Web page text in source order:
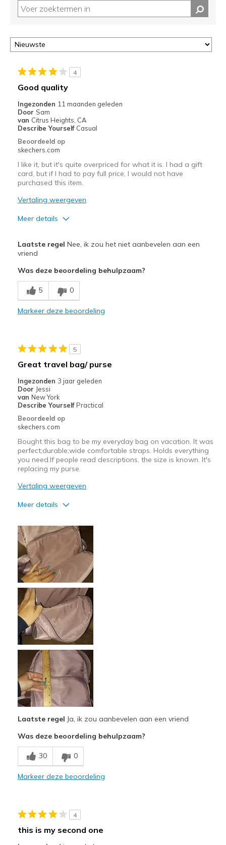
4
Good quality
Ingezonden 11 maanden geleden
Door Sam
van Citrus Heights, CA
Describe Yourself Casual
Beoordeeld op
skechers.com
I like it, but it's quite overpriced for what it is. I had a gift
card, but if I had to pay full price, I would not have
purchased this item.
Vertaling weergeven
Meer details
Attractive Design
Durable
Stylish
Beste toepassingen
Width
Sizing
Feels true to size
Laatste regel Nee, ik zou het niet aanbevelen aan een
vriend
Was deze beoordeling behulpzaam?
5 0
Markeer deze beoordeling
5
Great travel bag/ purse
Ingezonden 3 jaar geleden
Door Jessi
van New York
Describe Yourself Practical
Beoordeeld op
skechers.com
Bought this bag to be my everyday bag on vacation. It was
perfect;durable;wide comfortable straps. Holds everything
you need.If people read descriptions, the size is known. It's
replacing my purse.
Vertaling weergeven
Meer details
Attractive Design
Comfortable
Durable
Stylish
Beste toepassingen
Casual Wear
Going Out
Travel
Width
Feels true to width
Sizing
Feels true to size
View On Shoes
I'm Into Shoes
Laatste regel Ja, ik zou aanbevelen aan een vriend
Was deze beoordeling behulpzaam?
30 0
Markeer deze beoordeling
4
this is my second one